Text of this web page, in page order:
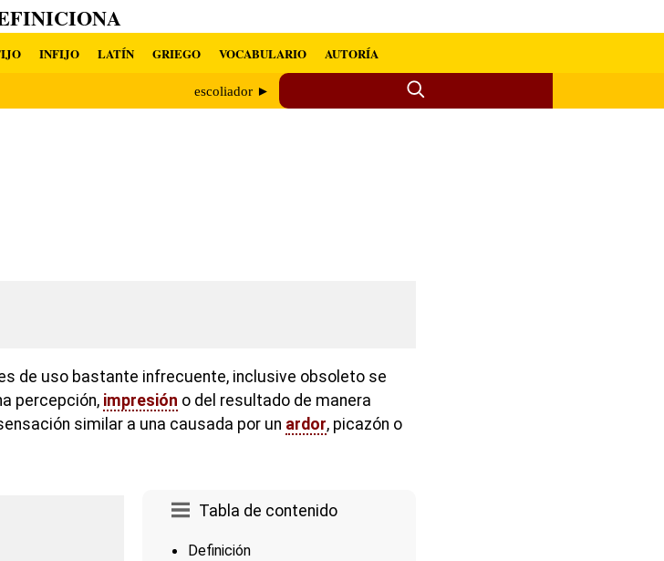
INFIJO LATÍN GRIEGO VOCABULARIO AUTORÍA
escoliador ►
de uso bastante infrecuente, inclusive obsoleto se
percepción, impresión o del resultado de manera
similar a una causada por un ardor, picazón o
Tabla de contenido
Definición